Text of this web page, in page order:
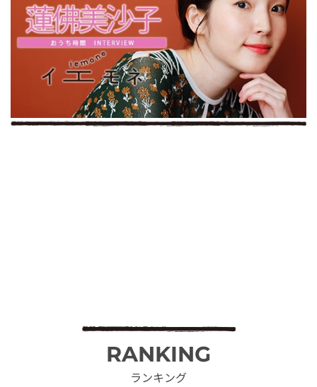
RANKING
ランキング